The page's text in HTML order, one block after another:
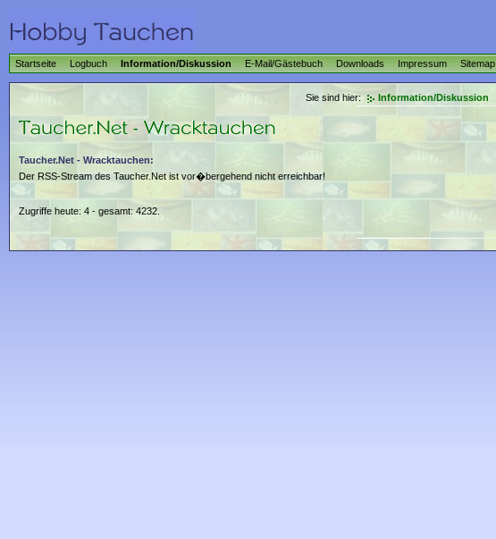
Startseite Logbuch Information/Diskussion E-Mail/Gästebuch Downloads Impressum Sitemap
Sie sind hier: Information/Diskussion
Taucher.Net - Wracktauchen:
Der RSS-Stream des Taucher.Net ist vor�bergehend nicht erreichbar!
Zugriffe heute: 4 - gesamt: 4232.